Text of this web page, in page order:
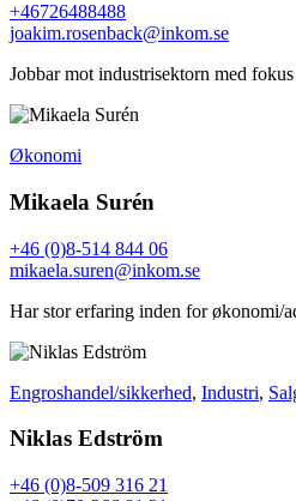
+46726488488
joakim.rosenback@inkom.se
Jobbar mot industrisektorn med
Økonomi
Mikaela Surén
+46 (0)8-514 844 06
mikaela.suren@inkom.se
Har stor erfaring inden for økonomi/
Engroshandel/sikkerhed, Industri,
Niklas Edström
+46 (0)8-509 316 21